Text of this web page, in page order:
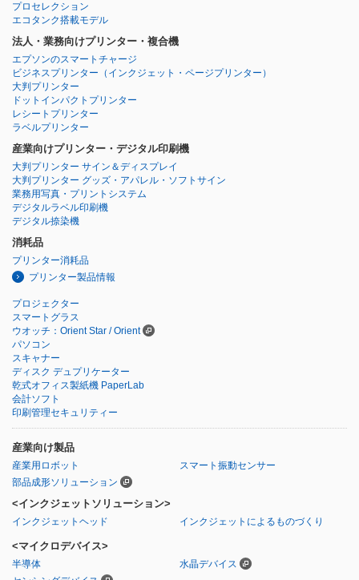
プロセレクション
エコタンク搭載モデル
法人・業務向けプリンター・複合機
エプソンのスマートチャージ
ビジネスプリンター （インクジェット・ページプリンター）
大判プリンター
ドットインパクトプリンター
レシートプリンター
ラベルプリンター
産業向けプリンター・デジタル印刷機
大判プリンター サイン＆ディスプレイ
大判プリンター グッズ・アパレル・ソフトサイン
業務用写真・プリントシステム
デジタルラベル印刷機
デジタル捺染機
消耗品
プリンター消耗品
プリンター製品情報
プロジェクター
スマートグラス
ウオッチ：Orient Star / Orient
パソコン
スキャナー
ディスク デュプリケーター
乾式オフィス製紙機 PaperLab
会計ソフト
印刷管理セキュリティー
産業向け製品
産業用ロボット
スマート振動センサー
部品成形ソリューション
<インクジェットソリューション>
インクジェットヘッド インクジェットによるものづくり
<マイクロデバイス>
半導体
水晶デバイス